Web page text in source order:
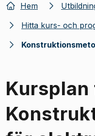
Hem
Hitta kurs- och
Kursplan